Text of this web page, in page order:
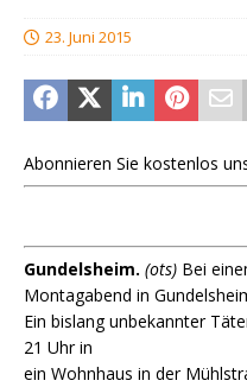
23. Juni 2015
Abonnieren Sie kostenlos
Gundelsheim. (ots) Bei
Montagabend in
Ein bislang unbekannter
21 Uhr in
ein Wohnhaus in der